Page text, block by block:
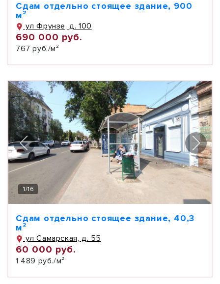
Сдам отдельно стоящее здание, 900
м²
ул Фрунзе, д. 100
690 000 руб.
767 руб./м²
1/16
Сдам отдельно стоящее здание, 40,3
м²
ул Самарская, д. 55
60 000 руб.
1 489 руб./м²